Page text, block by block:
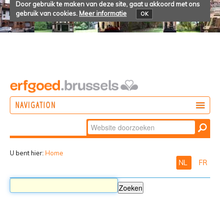
Door gebruik te maken van deze site, gaat u akkoord met ons
gebruik van cookies. Meer informatie OK
NAVIGATION
Zoek
Geavanceerd
U bent hier: Home
NL FR